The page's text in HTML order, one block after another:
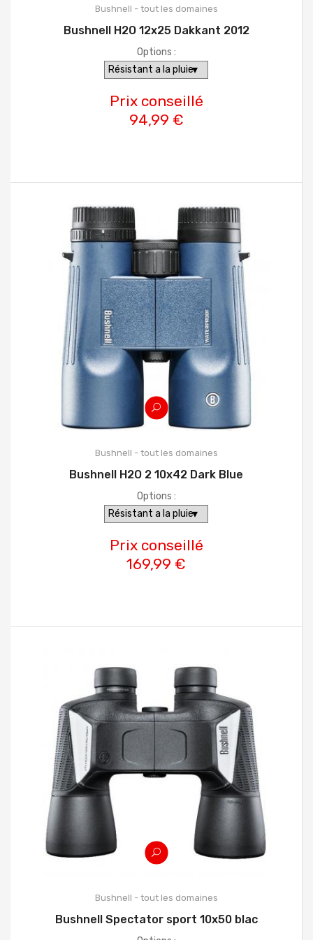
Bushnell - tout les domaines
Bushnell H2O 12x25 Dakkant 2012
Options :
Prix conseillé
94,99 €
Bushnell - tout les domaines
Bushnell H2O 2 10x42 Dark Blue
Options :
Prix conseillé
169,99 €
Bushnell - tout les domaines
Bushnell Spectator sport 10x50 blac